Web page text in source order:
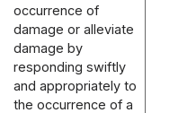
occurrence of
damage or alleviate
damage by
responding swiftly
and appropriately to
the occurrence of a